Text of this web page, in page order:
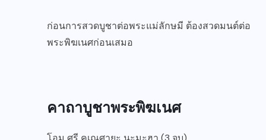
ก่อนการสวดบูชาต่อพระแม่ลักษมี ต้องสวดมนต์ต่อ
พระพิฆเนศก่อนเสมอ
คาถาบูชาพระพิฆเนศ